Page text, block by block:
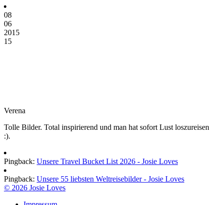
08
06
2015
15
Verena
Tolle Bilder. Total inspirierend und man hat sofort Lust loszureisen
:).
Pingback: Unsere Travel Bucket List 2026 - Josie Loves
Pingback: Unsere 55 liebsten Weltreisebilder - Josie Loves
© 2026 Josie Loves